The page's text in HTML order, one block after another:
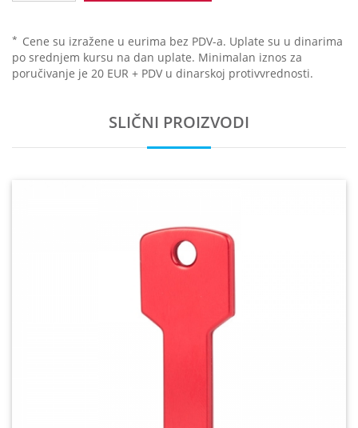
* Cene su izražene u eurima bez PDV-a. Uplate su u dinarima
po srednjem kursu na dan uplate. Minimalan iznos za
poručivanje je 20 EUR + PDV u dinarskoj protivvrednosti.
SLIČNI PROIZVODI